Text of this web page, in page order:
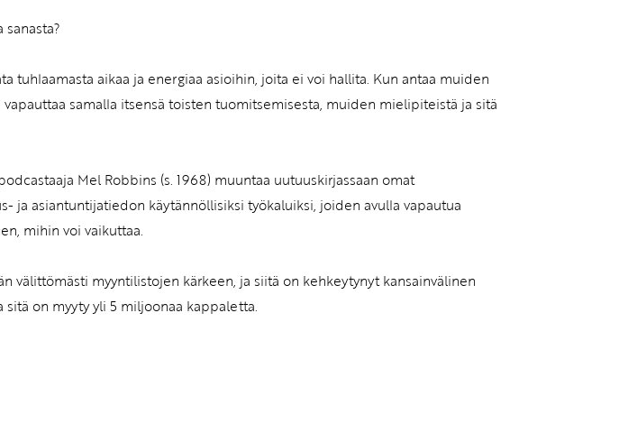
tuhlaamasta aikaa ja energiaa asioihin, joita ei voi hallita. Kun antaa muiden
samalla itsensä toisten tuomitsemisesta, muiden mielipiteistä ja sitä
Mel Robbins (s. 1968) muuntaa uutuuskirjassaan omat
ja asiantuntijatiedon käytännöllisiksi työkaluiksi, joiden avulla vapautua
mihin voi vaikuttaa.
välittömästi myyntilistojen kärkeen, ja siitä on kehkeytynyt kansainvälinen
on myyty yli 5 miljoonaa kappaletta.